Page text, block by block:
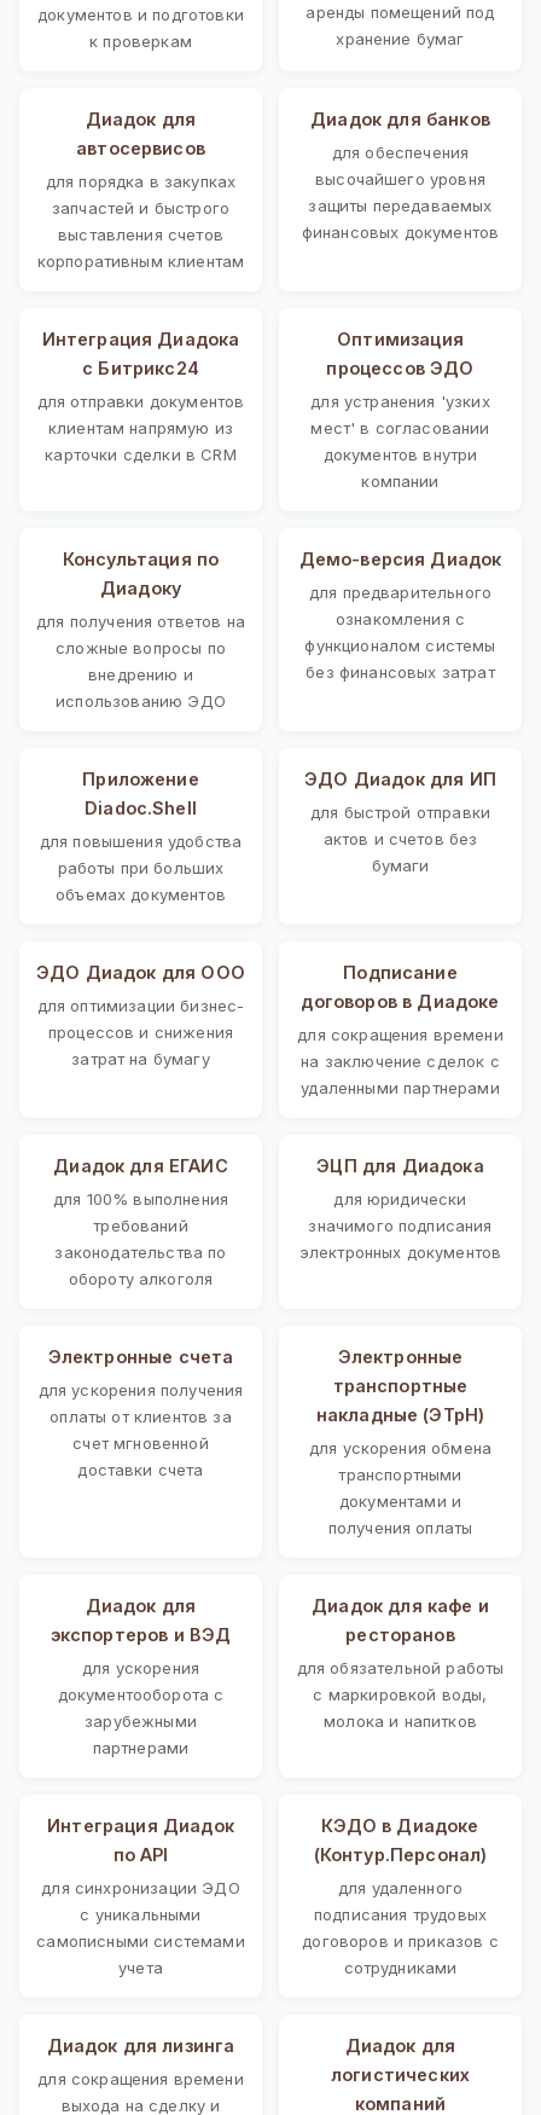
документов и подготовки
к проверкам
аренды помещений под
хранение бумаг
Диадок для
автосервисов
для порядка в закупках
запчастей и быстрого
выставления счетов
корпоративным клиентам
Диадок для банков
для обеспечения
высочайшего уровня
защиты передаваемых
финансовых документов
Интеграция Диадока
с Битрикс24
для отправки документов
клиентам напрямую из
карточки сделки в CRM
Оптимизация
процессов ЭДО
для устранения 'узких
мест' в согласовании
документов внутри
компании
Консультация по
Диадоку
для получения ответов на
сложные вопросы по
внедрению и
использованию ЭДО
Демо-версия Диадок
для предварительного
ознакомления с
функционалом системы
без финансовых затрат
Приложение
Diadoc.Shell
для повышения удобства
работы при больших
объемах документов
ЭДО Диадок для ИП
для быстрой отправки
актов и счетов без
бумаги
ЭДО Диадок для ООО
для оптимизации бизнес-
процессов и снижения
затрат на бумагу
Подписание
договоров в Диадоке
для сокращения времени
на заключение сделок с
удаленными партнерами
Диадок для ЕГАИС
для 100% выполнения
требований
законодательства по
обороту алкоголя
ЭЦП для Диадока
для юридически
значимого подписания
электронных документов
Электронные счета
для ускорения получения
оплаты от клиентов за
счет мгновенной
доставки счета
Электронные
транспортные
накладные (ЭТрН)
для ускорения обмена
транспортными
документами и
получения оплаты
Диадок для
экспортеров и ВЭД
для ускорения
документооборота с
зарубежными
партнерами
Диадок для кафе и
ресторанов
для обязательной работы
с маркировкой воды,
молока и напитков
Интеграция Диадок
по API
для синхронизации ЭДО
с уникальными
самописными системами
учета
КЭДО в Диадоке
(Контур.Персонал)
для удаленного
подписания трудовых
договоров и приказов с
сотрудниками
Диадок для лизинга
для сокращения времени
выхода на сделку и
Диадок для
логистических
компаний